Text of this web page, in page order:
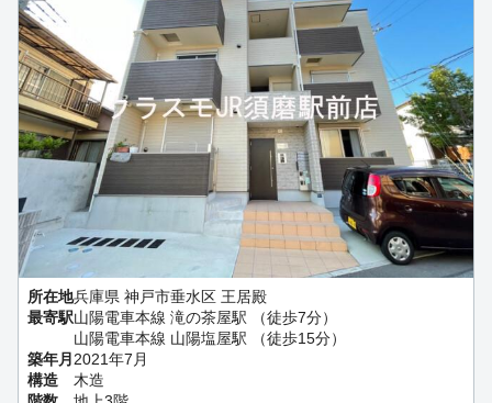
所在地兵庫県 神戸市垂水区 王居殿
最寄駅山陽電車本線 滝の茶屋駅 （徒歩7分）
山陽電車本線 山陽塩屋駅 （徒歩15分）
築年月 2021年7月
構造
木造